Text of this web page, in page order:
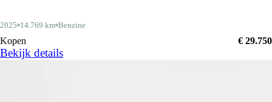
2025 14.769 km Benzine
Kopen € 29.750
Bekijk details